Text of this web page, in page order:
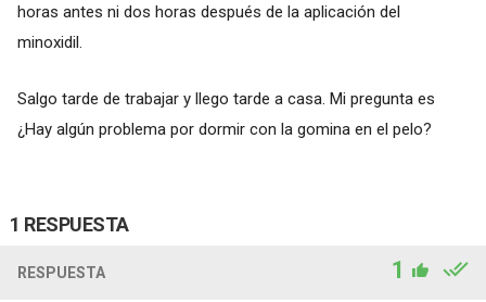
horas antes ni dos horas después de la aplicación del
minoxidil.
Salgo tarde de trabajar y llego tarde a casa. Mi pregunta es
¿Hay algún problema por dormir con la gomina en el pelo?
1 RESPUESTA
RESPUESTA 1